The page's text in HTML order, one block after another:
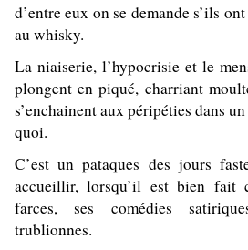
d’entre eux on se demande s’ils
au whisky.
La niaiserie, l’hypocrisie et le
plongent en piqué, charriant
s’enchainent aux péripéties dans
quoi.
C’est un pataques des jours
accueillir, lorsqu’il est bien fait
farces, ses comédies
trublionnes.